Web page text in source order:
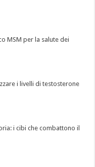
MSM per la salute dei
i livelli di testosterone
i cibi che combattono il